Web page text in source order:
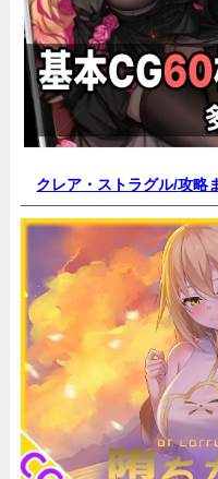
クレア・ストラグル/攻略